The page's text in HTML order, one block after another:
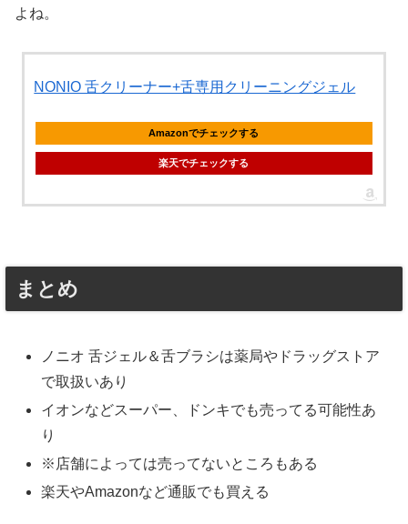
よね。
NONIO 舌クリーナー+舌専用クリーニングジェル
Amazonでチェックする
楽天でチェックする
まとめ
ノニオ 舌ジェル＆舌ブラシは薬局やドラッグストア
で取扱いあり
イオンなどスーパー、ドンキでも売ってる可能性あ
り
※店舗によっては売ってないところもある
楽天やAmazonなど通販でも買える